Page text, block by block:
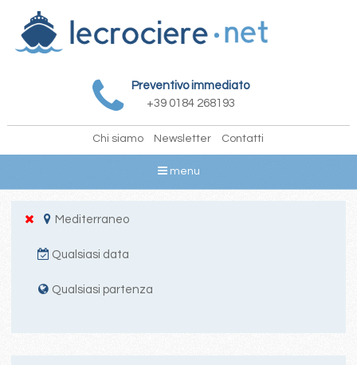
Preventivo immediato
+39 0184 268193
Chi siamo Newsletter Contatti
menu
Mediterraneo
Qualsiasi data
Qualsiasi partenza